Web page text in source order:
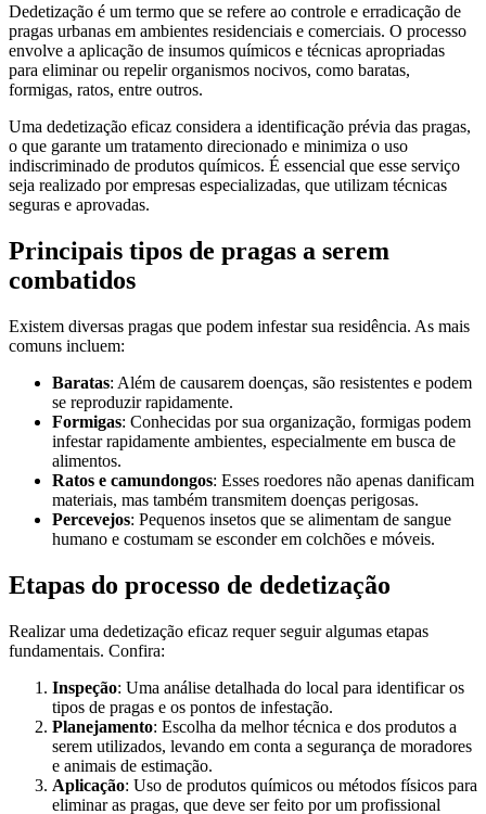
Dedetização é um termo que se refere ao controle e erradicação de
pragas urbanas em ambientes residenciais e comerciais. O processo
envolve a aplicação de insumos químicos e técnicas apropriadas
para eliminar ou repelir organismos nocivos, como baratas,
formigas, ratos, entre outros.
Uma dedetização eficaz considera a identificação prévia das pragas,
o que garante um tratamento direcionado e minimiza o uso
indiscriminado de produtos químicos. É essencial que esse serviço
seja realizado por empresas especializadas, que utilizam técnicas
seguras e aprovadas.
Principais tipos de pragas a serem
combatidos
Existem diversas pragas que podem infestar sua residência. As mais
comuns incluem:
Baratas: Além de causarem doenças, são resistentes e podem
se reproduzir rapidamente.
Formigas: Conhecidas por sua organização, formigas podem
infestar rapidamente ambientes, especialmente em busca de
alimentos.
Ratos e camundongos: Esses roedores não apenas danificam
materiais, mas também transmitem doenças perigosas.
Percevejos: Pequenos insetos que se alimentam de sangue
humano e costumam se esconder em colchões e móveis.
Etapas do processo de dedetização
Realizar uma dedetização eficaz requer seguir algumas etapas
fundamentais. Confira:
Inspeção: Uma análise detalhada do local para identificar os
tipos de pragas e os pontos de infestação.
Planejamento: Escolha da melhor técnica e dos produtos a
serem utilizados, levando em conta a segurança de moradores
e animais de estimação.
Aplicação: Uso de produtos químicos ou métodos físicos para
eliminar as pragas, que deve ser feito por um profissional